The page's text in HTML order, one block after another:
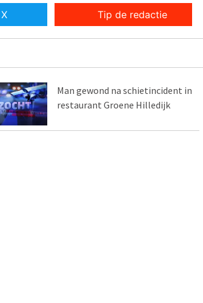
Tip de redactie
Man gewond na schietincident in
restaurant Groene Hilledijk